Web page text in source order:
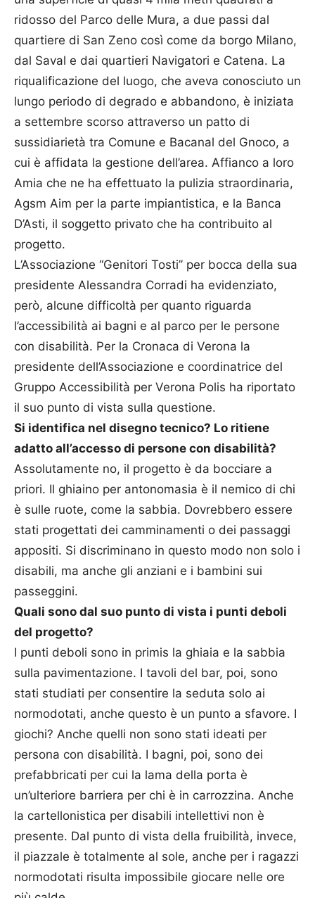
ridosso del Parco delle Mura, a due passi dal
quartiere di San Zeno così come da borgo Milano,
dal Saval e dai quartieri Navigatori e Catena. La
riqualificazione del luogo, che aveva conosciuto un
lungo periodo di degrado e abbandono, è iniziata
a settembre scorso attraverso un patto di
sussidiarietà tra Comune e Bacanal del Gnoco, a
cui è affidata la gestione dell’area. Affianco a loro
Amia che ne ha effettuato la pulizia straordinaria,
Agsm Aim per la parte impiantistica, e la Banca
D’Asti, il soggetto privato che ha contribuito al
progetto.
L’Associazione “Genitori Tosti’’ per bocca della sua
presidente Alessandra Corradi ha evidenziato,
però, alcune difficoltà per quanto riguarda
l’accessibilità ai bagni e al parco per le persone
con disabilità. Per la Cronaca di Verona la
presidente dell’Associazione e coordinatrice del
Gruppo Accessibilità per Verona Polis ha riportato
il suo punto di vista sulla questione.
Si identifica nel disegno tecnico? Lo ritiene
adatto all’accesso di persone con disabilità?
Assolutamente no, il progetto è da bocciare a
priori. Il ghiaino per antonomasia è il nemico di chi
è sulle ruote, come la sabbia. Dovrebbero essere
stati progettati dei camminamenti o dei passaggi
appositi. Si discriminano in questo modo non solo i
disabili, ma anche gli anziani e i bambini sui
passeggini.
Quali sono dal suo punto di vista i punti deboli
del progetto?
I punti deboli sono in primis la ghiaia e la sabbia
sulla pavimentazione. I tavoli del bar, poi, sono
stati studiati per consentire la seduta solo ai
normodotati, anche questo è un punto a sfavore. I
giochi? Anche quelli non sono stati ideati per
persona con disabilità. I bagni, poi, sono dei
prefabbricati per cui la lama della porta è
un’ulteriore barriera per chi è in carrozzina. Anche
la cartellonistica per disabili intellettivi non è
presente. Dal punto di vista della fruibilità, invece,
il piazzale è totalmente al sole, anche per i ragazzi
normodotati risulta impossibile giocare nelle ore